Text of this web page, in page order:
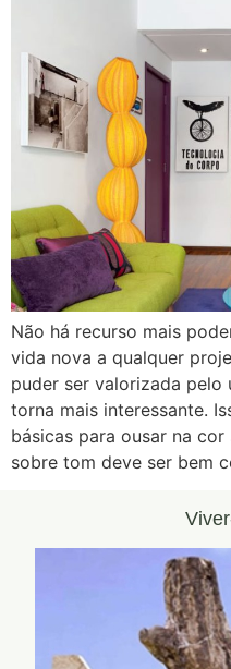
Não há recurso mais
vida nova a qualquer
puder ser valorizada pelo
torna mais interessante.
básicas para ousar na
sobre tom deve ser bem